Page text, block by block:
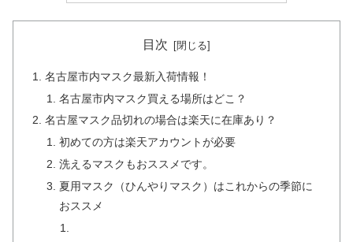
目次
名古屋市内マスク最新入荷情報！
名古屋市内マスク買える場所はどこ？
名古屋マスク品切れの場合は楽天に在庫あり？
初めての方は楽天アカウントが必要
洗えるマスクもおススメです。
夏用マスク（ひんやりマスク）はこれからの季節に
おススメ